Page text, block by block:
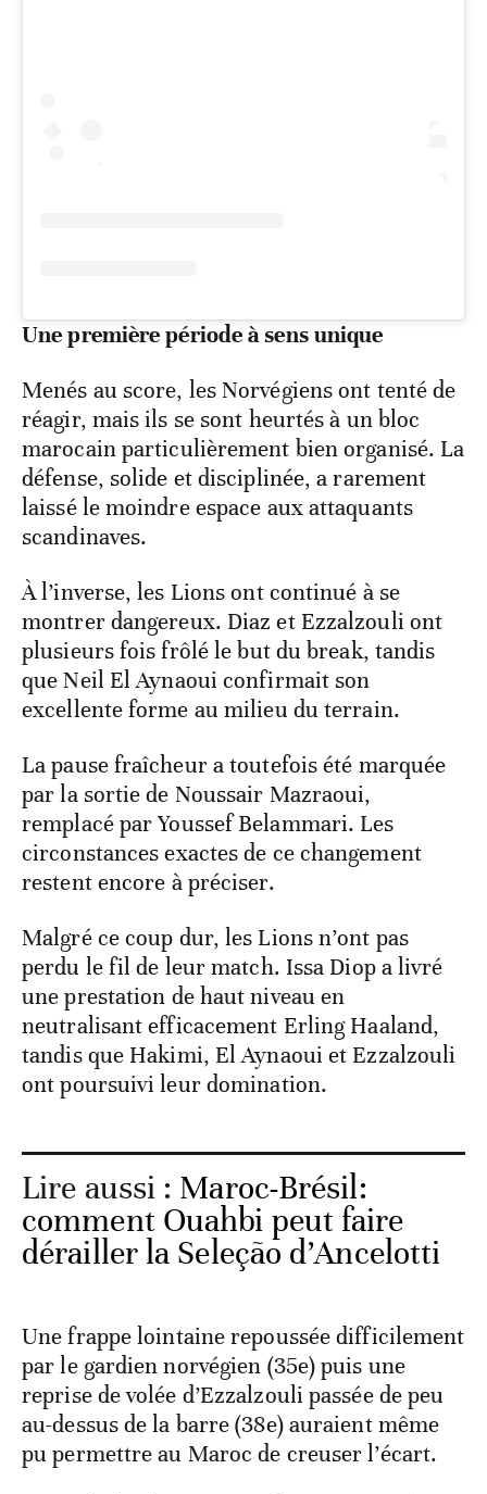
Une première période à sens unique
Menés au score, les Norvégiens ont tenté de
réagir, mais ils se sont heurtés à un bloc
marocain particulièrement bien organisé. La
défense, solide et disciplinée, a rarement
laissé le moindre espace aux attaquants
scandinaves.
À l’inverse, les Lions ont continué à se
montrer dangereux. Diaz et Ezzalzouli ont
plusieurs fois frôlé le but du break, tandis
que Neil El Aynaoui confirmait son
excellente forme au milieu du terrain.
La pause fraîcheur a toutefois été marquée
par la sortie de Noussair Mazraoui,
remplacé par Youssef Belammari. Les
circonstances exactes de ce changement
restent encore à préciser.
Malgré ce coup dur, les Lions n’ont pas
perdu le fil de leur match. Issa Diop a livré
une prestation de haut niveau en
neutralisant efficacement Erling Haaland,
tandis que Hakimi, El Aynaoui et Ezzalzouli
ont poursuivi leur domination.
Lire aussi : Maroc-Brésil:
comment Ouahbi peut faire
dérailler la Seleção d’Ancelotti
Une frappe lointaine repoussée difficilement
par le gardien norvégien (35e) puis une
reprise de volée d’Ezzalzouli passée de peu
au-dessus de la barre (38e) auraient même
pu permettre au Maroc de creuser l’écart.